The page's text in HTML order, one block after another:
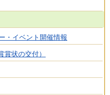
・イベント開催情報
状の交付）